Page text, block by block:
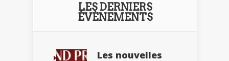
LES DERNIERS
ÉVÈNEMENTS
Les nouvelles